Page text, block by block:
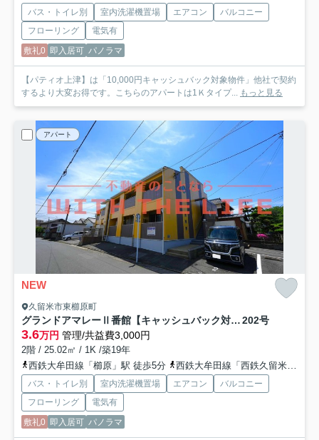
バス・トイレ別 室内洗濯機置場 エアコン
バルコニー
フローリング
電気有
敷礼0 即入居可 パノラマ
【パティオ上津】は「10,000円キャッシュバック対象物件」他社で契約
するより大変お得です。こちらのアパートは1Ｋタイプ...
もっと見る
アパート
NEW
久留米市東櫛原町
グランドアマレーⅡ番館【キャッシュバック対象】 202号
3.6万円 管理/共益費3,000円
2階 / 25.02㎡ / 1K /築19年
西鉄大牟田線「櫛原」駅 徒歩5分
西鉄大牟田線「西鉄久留米」駅 徒歩17分
バス・トイレ別 室内洗濯機置場 エアコン
バルコニー
フローリング
電気有
敷礼0 即入居可 パノラマ